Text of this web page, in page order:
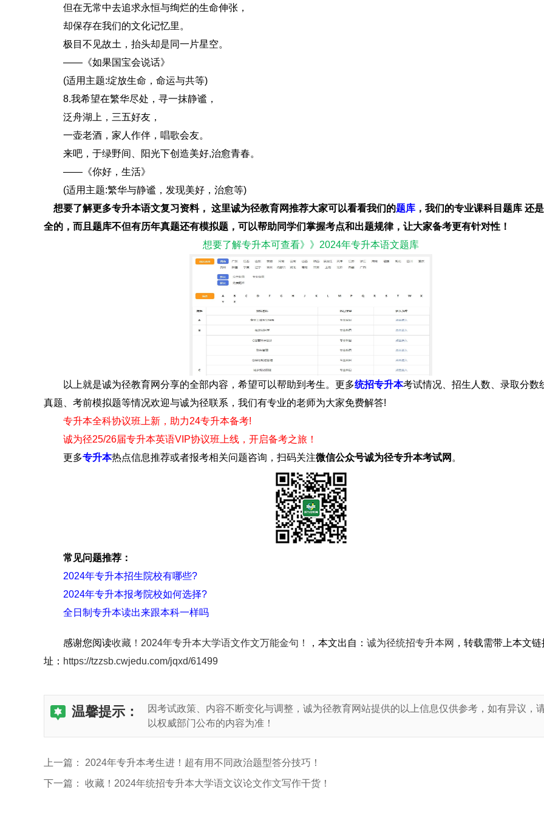
但在无常中去追求永恒与绚烂的生命伸张，
却保存在我们的文化记忆里。
极目不见故土，抬头却是同一片星空。
——《如果国宝会说话》
(适用主题:绽放生命，命运与共等)
8.我希望在繁华尽处，寻一抹静谧，
泛舟湖上，三五好友，
一壶老酒，家人作伴，唱歌会友。
来吧，于绿野间、阳光下创造美好,治愈青春。
——《你好，生活》
(适用主题:繁华与静谧，发现美好，治愈等)
想要了解更多专升本语文复习资料， 这里诚为径教育网推荐大家可以看看我们的题库 ，我们的专业课科目题库 还
全的，而且题库不但有历年真题还有模拟题，可以帮助同学们掌握考点和出题规律，让大家备考更有针对性！
想要了解专升本可查看》》2024年专升本语文题库
以上就是诚为径教育网分享的全部内容，希望可以帮助到考生。更多统招专升本考试情况、招生人数、录取分数
真题、考前模拟题等情况欢迎与诚为径联系，我们有专业的老师为大家免费解答!
专升本全科协议班上新，助力24专升本备考!
诚为径25/26届专升本英语VIP协议班上线，开启备考之旅！
更多专升本热点信息推荐或者报考相关问题咨询，扫码关注微信公众号诚为径专升本考试网 。
常见问题推荐：
2024年专升本招生院校有哪些?
2024年专升本报考院校如何选择?
全日制专升本读出来跟本科一样吗
感谢您阅读收藏！2024年专升本大学语文作文万能金句！ ，本文出自： 诚为径统招专升本网 ，转载需带上本文
址： https://tzzsb.cwjedu.com/jqxd/61499
温馨提示：
因考试政策、内容不断变化与调整，诚为径教育网站提供的以上信息仅供参考，如有异议，
以权威部门公布的内容为准！
上一篇： 2024年专升本考生进！超有用不同政治题型答分技巧！
下一篇： 收藏！2024年统招专升本大学语文议论文作文写作干货！